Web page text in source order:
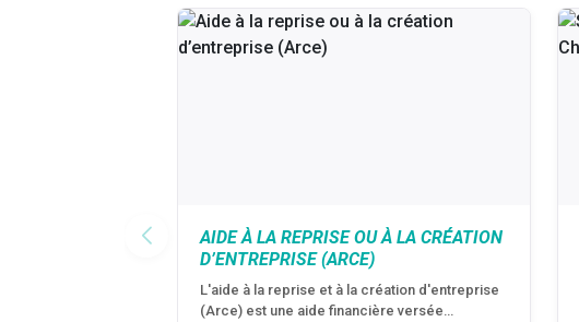
AIDE À LA REPRISE OU À LA CRÉATION
D’ENTREPRISE (ARCE)
L'aide à la reprise et à la création d'entreprise
(Arce) est une aide financière versée…